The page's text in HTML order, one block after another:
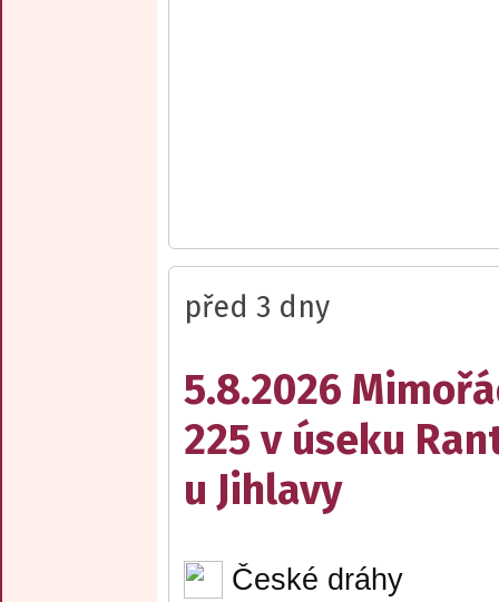
před 3 dny
5.8.2026
225 v úseku
u Jihlavy
České dráhy